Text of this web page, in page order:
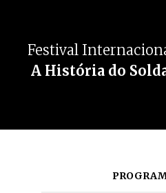
Festival
A História do